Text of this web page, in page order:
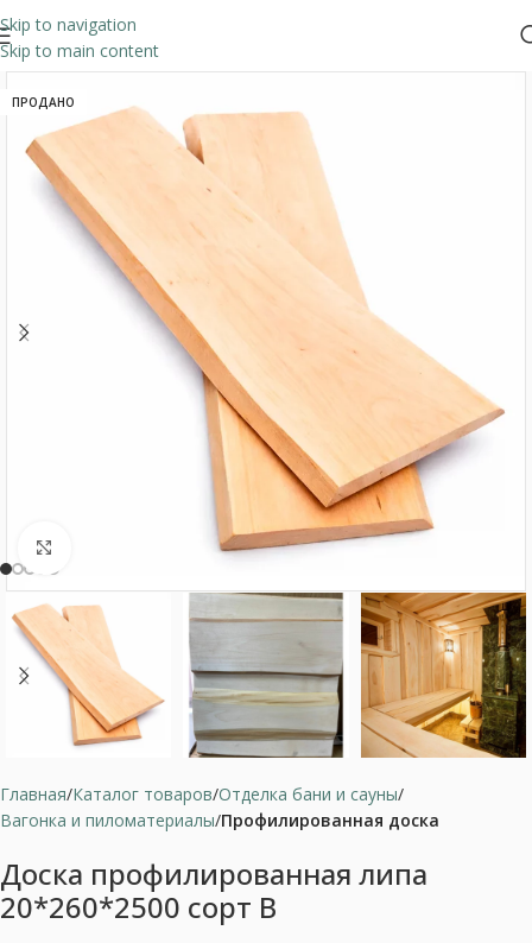
Skip to navigation
Skip to main content
ПРОДАНО
Нажмите, чтобы увеличить
Главная Каталог товаров Отделка бани и сауны
Вагонка и пиломатериалы Профилированная доска
Доска профилированная липа
20*260*2500 сорт В